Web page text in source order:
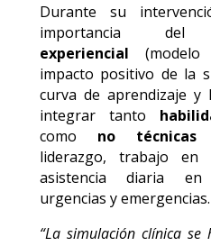
Durante su
importancia
experiencial
impacto positivo de la
curva de aprendizaje y
integrar tanto
como no técnicas
liderazgo, trabajo
asistencia diaria
urgencias y emergencias.
“La simulación clínica se